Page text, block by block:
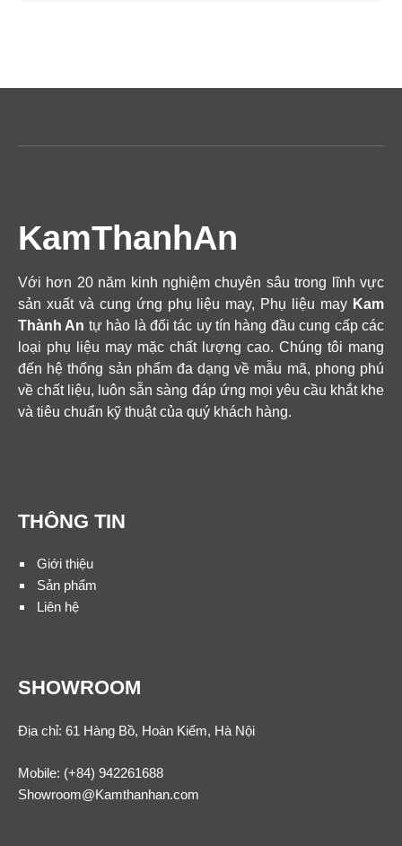
KamThanhAn
Với hơn 20 năm kinh nghiệm chuyên sâu trong lĩnh vực
sản xuất và cung ứng phụ liệu may, Phụ liệu may Kam
Thành An tự hào là đối tác uy tín hàng đầu cung cấp các
loại phụ liệu may mặc chất lượng cao. Chúng tôi mang
đến hệ thống sản phẩm đa dạng về mẫu mã, phong phú
về chất liệu, luôn sẵn sàng đáp ứng mọi yêu cầu khắt khe
và tiêu chuẩn kỹ thuật của quý khách hàng.
THÔNG TIN
Giới thiệu
Sản phẩm
Liên hệ
SHOWROOM
Địa chỉ: 61 Hàng Bồ, Hoàn Kiếm, Hà Nội
Mobile: (+84) 942261688
Showroom@Kamthanhan.com